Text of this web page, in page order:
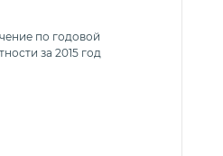
по годовой
за 2015 год